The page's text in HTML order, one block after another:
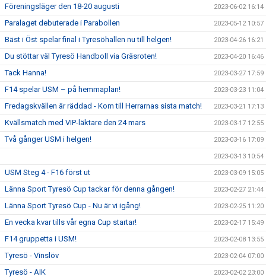
Föreningsläger den 18-20 augusti 2023-06-02 16:14
Paralaget debuterade i Parabollen 2023-05-12 10:57
Bäst i Öst spelar final i Tyresöhallen nu till helgen! 2023-04-26 16:21
Du stöttar väl Tyresö Handboll via Gräsroten! 2023-04-20 16:46
Tack Hanna! 2023-03-27 17:59
F14 spelar USM – på hemmaplan! 2023-03-23 11:04
Fredagskvällen är räddad - Kom till Herrarnas sista match! 2023-03-21 17:13
Kvällsmatch med VIP-läktare den 24 mars 2023-03-17 12:55
Två gånger USM i helgen! 2023-03-16 17:09
2023-03-13 10:54
USM Steg 4 - F16 först ut 2023-03-09 15:05
Länna Sport Tyresö Cup tackar för denna gången! 2023-02-27 21:44
Länna Sport Tyresö Cup - Nu är vi igång! 2023-02-25 11:20
En vecka kvar tills vår egna Cup startar! 2023-02-17 15:49
F14 gruppetta i USM! 2023-02-08 13:55
Tyresö - Vinslöv 2023-02-04 07:00
Tyresö - AIK 2023-02-02 23:00